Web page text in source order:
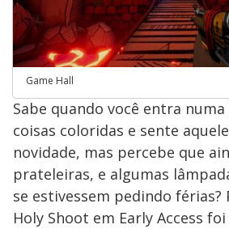
Game Hall
Sabe quando você entra
coisas coloridas e sente
novidade, mas percebe que
prateleiras, e algumas
se estivessem pedindo férias?
Holy Shoot em Early Access